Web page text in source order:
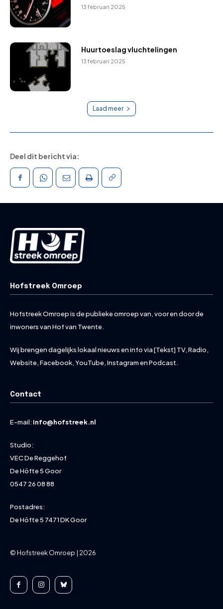
13 februari 2025
Huurtoeslag vluchtelingen
13 februari 2025
Laad meer
Deel dit bericht via:
Hofstreek Omroep
Hofstreek Omroep is de publieke omroep van, voor en door de
inwoners van Hof van Twente.
Wij brengen dagelijks lokaal nieuws en info via [Tekst] TV, Radio,
Website, Facebook, YouTube, Instagram en Podcast.
Contact
E-mail: info@hofstreek.nl
Studio:
VEC De Reggehof
De Höfte 5 Goor
0547 26 08 88
Postadres:
De Höfte 5 7471 DK Goor
© Hofstreek Omroep | 2026